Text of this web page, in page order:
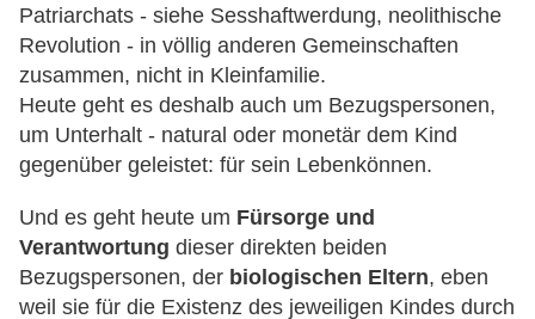
Patriarchats - siehe Sesshaftwerdung, neolithische
Revolution - in völlig anderen Gemeinschaften
zusammen, nicht in Kleinfamilie.
Heute geht es deshalb auch um Bezugspersonen,
um Unterhalt - natural oder monetär dem Kind
gegenüber geleistet: für sein Lebenkönnen.
Und es geht heute um Fürsorge und
Verantwortung dieser direkten beiden
Bezugspersonen, der biologischen Eltern, eben
weil sie für die Existenz des jeweiligen Kindes durch